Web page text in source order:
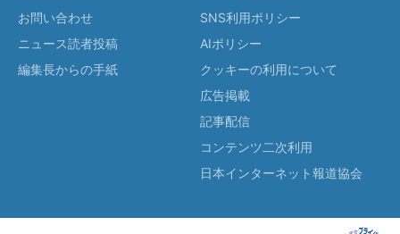
お問い合わせ
ニュース読者投稿
編集長からの手紙
SNS利用ポリシー
AIポリシー
クッキーの利用について
広告掲載
記事配信
コンテンツ二次利用
日本インターネット報道協会